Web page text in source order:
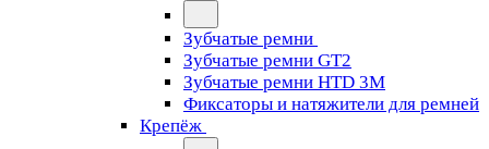
Зубчатые ремни
Зубчатые ремни GT2
Зубчатые ремни HTD 3M
Фиксаторы и натяжители для ремней
Крепёж